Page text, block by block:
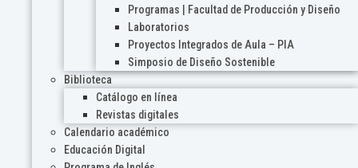
Programas | Facultad de Producción y Diseño
Laboratorios
Proyectos Integrados de Aula – PIA
Simposio de Diseño Sostenible
Biblioteca
Catálogo en línea
Revistas digitales
Calendario académico
Educación Digital